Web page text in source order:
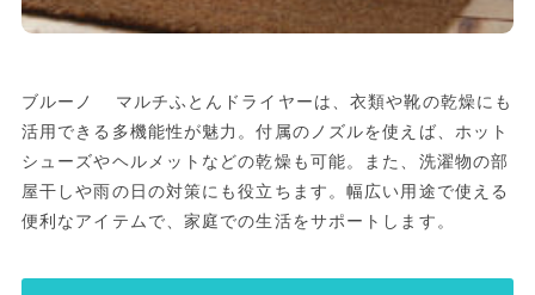
ブルーノ マルチふとんドライヤーは、衣類や靴の乾燥にも
活用できる多機能性が魅力。付属のノズルを使えば、ホット
シューズやヘルメットなどの乾燥も可能。また、洗濯物の部
屋干しや雨の日の対策にも役立ちます。幅広い用途で使える
便利なアイテムで、家庭での生活をサポートします。